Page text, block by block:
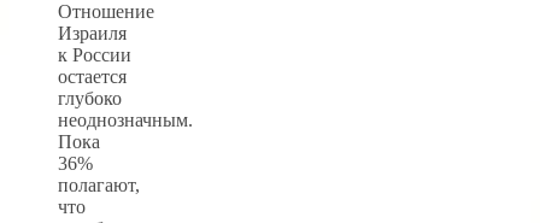
Отношение
Израиля
к России
остается
глубоко
неоднозначным.
Пока
36%
полагают,
что